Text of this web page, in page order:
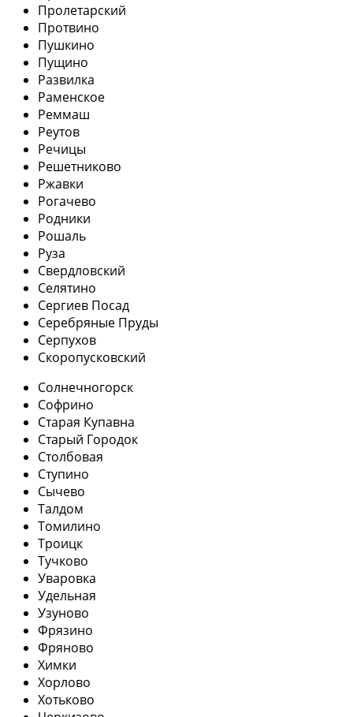
Пролетарский
Протвино
Пушкино
Пущино
Развилка
Раменское
Реммаш
Реутов
Речицы
Решетниково
Ржавки
Рогачево
Родники
Рошаль
Руза
Свердловский
Селятино
Сергиев Посад
Серебряные Пруды
Серпухов
Скоропусковский
Солнечногорск
Софрино
Старая Купавна
Старый Городок
Столбовая
Ступино
Сычево
Талдом
Томилино
Троицк
Тучково
Уваровка
Удельная
Узуново
Фрязино
Фряново
Химки
Хорлово
Хотьково